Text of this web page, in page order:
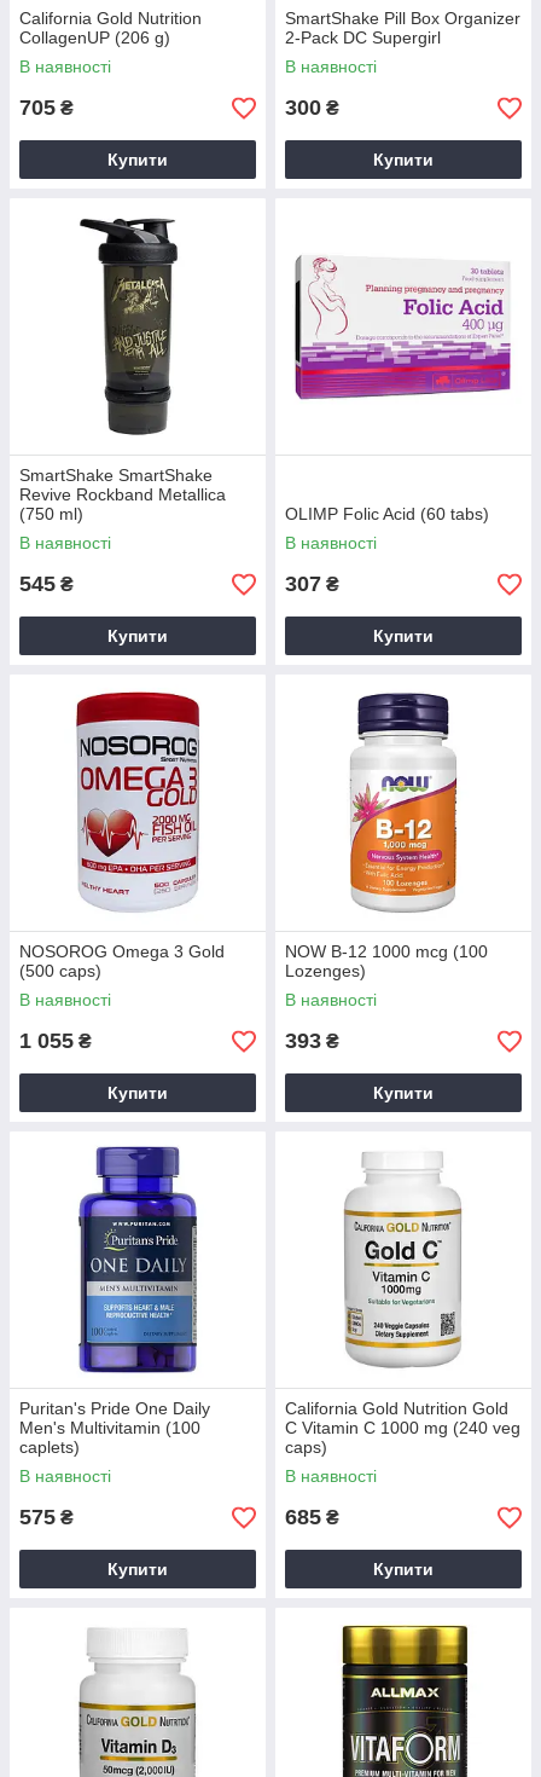
California Gold Nutrition
CollagenUP (206 g)
В наявності
705 ₴
Купити
SmartShake Pill Box Organizer
2-Pack DC Supergirl
В наявності
300 ₴
Купити
SmartShake SmartShake
Revive Rockband Metallica
(750 ml)
В наявності
545 ₴
Купити
OLIMP Folic Acid (60 tabs)
В наявності
307 ₴
Купити
NOSOROG Omega 3 Gold
(500 caps)
В наявності
1 055 ₴
Купити
NOW B-12 1000 mсg (100
Lozenges)
В наявності
393 ₴
Купити
Puritan's Pride One Daily
Men's Multivitamin (100
caplets)
В наявності
575 ₴
Купити
California Gold Nutrition Gold
C Vitamin C 1000 mg (240 veg
caps)
В наявності
685 ₴
Купити